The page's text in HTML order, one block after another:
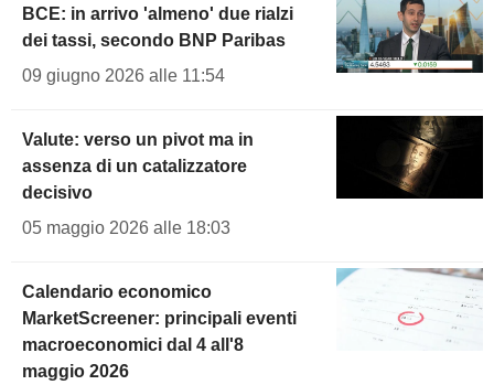
BCE: in arrivo 'almeno' due rialzi
dei tassi, secondo BNP Paribas
09 giugno 2026 alle 11:54
Valute: verso un pivot ma in
assenza di un catalizzatore
decisivo
05 maggio 2026 alle 18:03
Calendario economico
MarketScreener: principali eventi
macroeconomici dal 4 all'8
maggio 2026